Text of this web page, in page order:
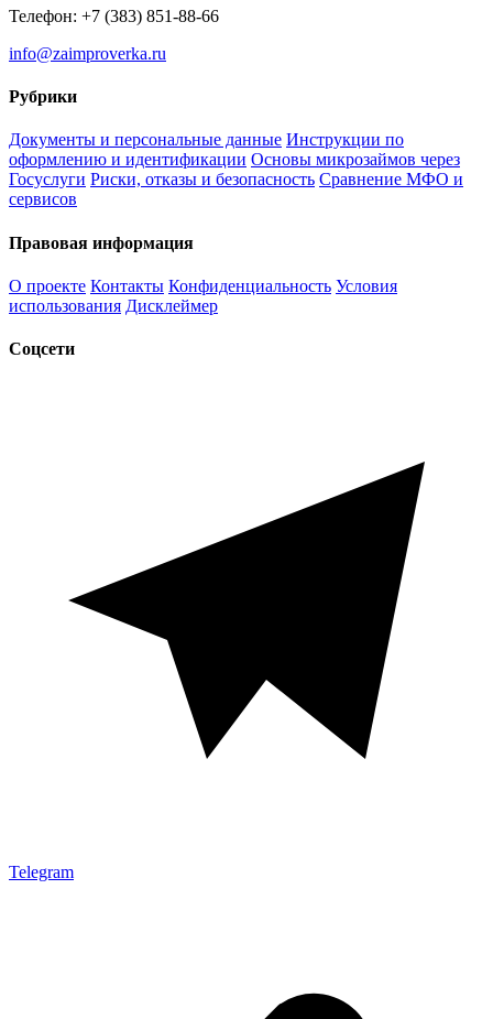
Телефон: +7 (383) 851-88-66
info@zaimproverka.ru
Рубрики
Документы и персональные данные Инструкции по
оформлению и идентификации Основы микрозаймов через
Госуслуги Риски, отказы и безопасность Сравнение МФО и
сервисов
Правовая информация
О проекте Контакты Конфиденциальность Условия
использования Дисклеймер
Соцсети
Telegram